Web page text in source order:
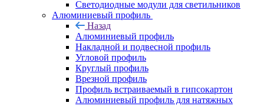
Светодиодные модули для светильников
Алюминиевый профиль
Назад
Алюминиевый профиль
Накладной и подвесной профиль
Угловой профиль
Круглый профиль
Врезной профиль
Профиль встраиваемый в гипсокартон
Алюминиевый профиль для натяжных